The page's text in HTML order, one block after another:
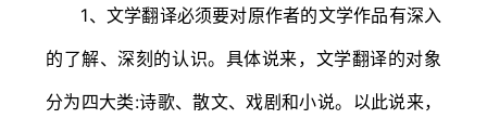
1、文学翻译必须要对原作者的文学作品有深入
的了解、深刻的认识。具体说来，文学翻译的对象
分为四大类:诗歌、散文、戏剧和小说。以此说来，